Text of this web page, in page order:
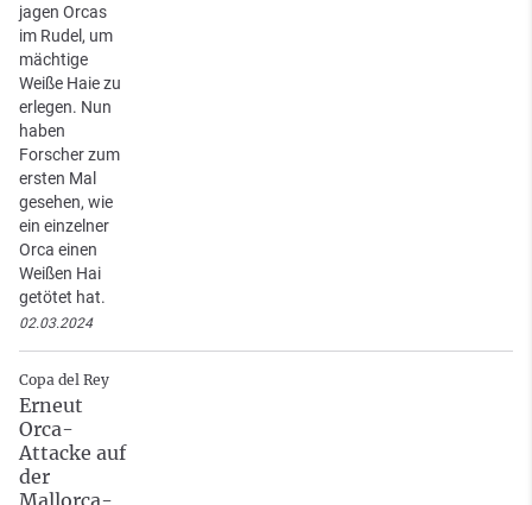
jagen Orcas
im Rudel, um
mächtige
Weiße Haie zu
erlegen. Nun
haben
Forscher zum
ersten Mal
gesehen, wie
ein einzelner
Orca einen
Weißen Hai
getötet hat.
02.03.2024
Copa del Rey
Erneut
Orca-
Attacke auf
der